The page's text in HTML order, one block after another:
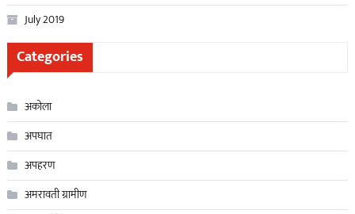
July 2019
Categories
अकोला
अपघात
अपहरण
अमरावती ग्रामीण